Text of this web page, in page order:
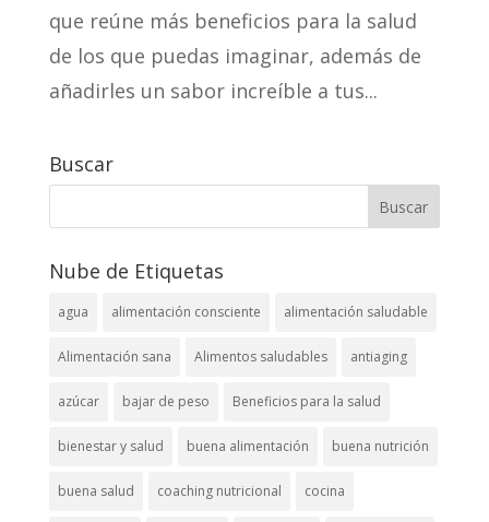
que reúne más beneficios para la salud
de los que puedas imaginar, además de
añadirles un sabor increíble a tus...
Buscar
Nube de Etiquetas
agua alimentación consciente alimentación saludable
Alimentación sana Alimentos saludables antiaging
azúcar bajar de peso Beneficios para la salud
bienestar y salud buena alimentación buena nutrición
buena salud coaching nutricional cocina